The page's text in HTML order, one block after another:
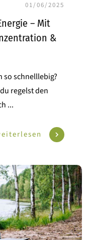
01/06/2025
– Mit
&
so schnelllebig?
regelst den
...